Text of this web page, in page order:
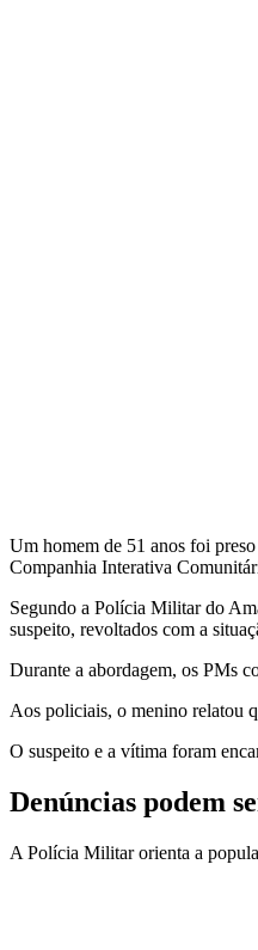
Um homem de 51 anos foi
Companhia Interativa
Segundo a Polícia Militar do
suspeito, revoltados com a
Durante a abordagem, os PMs
Aos policiais, o menino relatou
O suspeito e a vítima foram
Denúncias podem
A Polícia Militar orienta a